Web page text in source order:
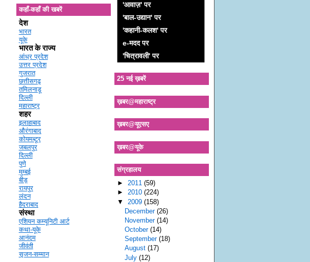
कहाँ-कहाँ की खबरें
देश
भारत
यूके
भारत के राज्य
आंध्र प्रदेश
उत्तर प्रदेश
गुजरात
छत्तीसगढ़
तमिलनाडू
दिल्ली
महाराष्ट्र
शहर
इलाहाबाद
औरंगाबाद
कोयमब्टूर
जबलपुर
दिल्ली
पुणे
मुम्बई
बीड़
रायपुर
लंदन
हैदराबाद
संस्था
एशियन कम्यूनिटी आर्ट
कथा-यूके
आनंदम
जीवंती
सृजन-सम्मान
'आवाज़' पर
'बाल-उद्यान' पर
'कहानी-कलश' पर
e-मदद पर
'चित्रावली' पर
25 नई ख़बरें
ख़बर@महाराष्ट्र
ख़बर@यूएसए
ख़बर@यूके
संग्रहालय
►2011(59)
►2010(224)
▼ 2009(158)
December(26)
November(14)
October(14)
September(18)
August(17)
July(12)